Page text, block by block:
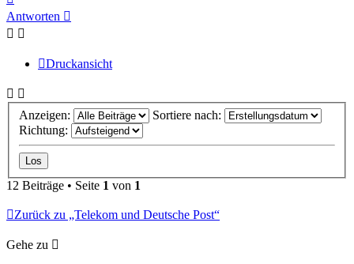
oben
Antworten
Druckansicht
Anzeigen:
Sortiere nach:
Richtung:
12 Beiträge • Seite 1 von 1
Zurück zu „Telekom und Deutsche Post“
Gehe zu